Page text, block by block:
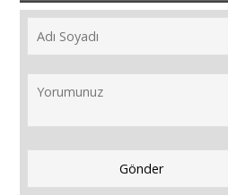
Sağlık